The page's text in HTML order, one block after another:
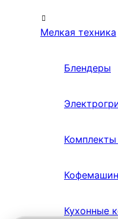
Мелкая техника
Блендеры
Кухонные